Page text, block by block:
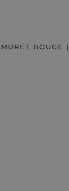
MURET BOUGE |